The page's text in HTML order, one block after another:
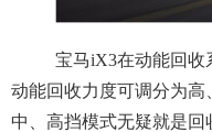
宝马iX3在动能回收
动能回收力度可调分为高
中、高挡模式无疑就是